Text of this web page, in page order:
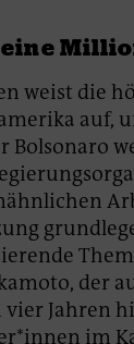
weist die
auf,
Bolsonaro
der
Jahren
im